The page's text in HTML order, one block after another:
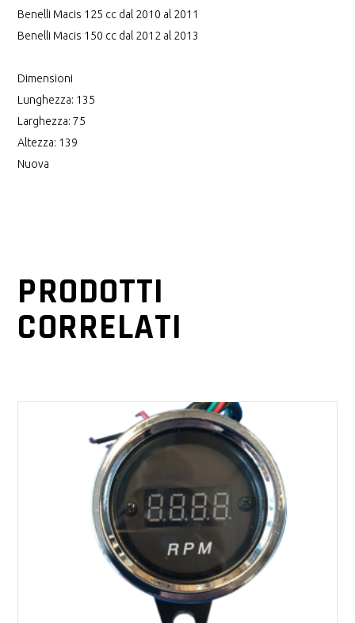
Benelli Macis 125 cc dal 2010 al 2011
Benelli Macis 150 cc dal 2012 al 2013
Dimensioni
Lunghezza: 135
Larghezza: 75
Altezza: 139
Nuova
PRODOTTI
CORRELATI
AGGIUNGI AL CARRELLO